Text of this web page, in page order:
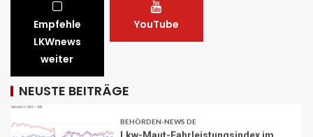
Empfehle
LKWnews
weiter
YouTube
NEUSTE BEITRÄGE
VERBANDS-NEWS AT